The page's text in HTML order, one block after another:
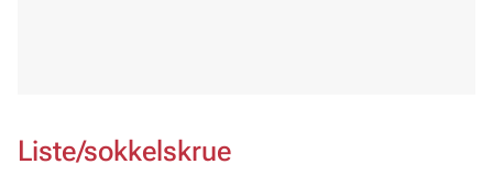
Liste/sokkelskrue